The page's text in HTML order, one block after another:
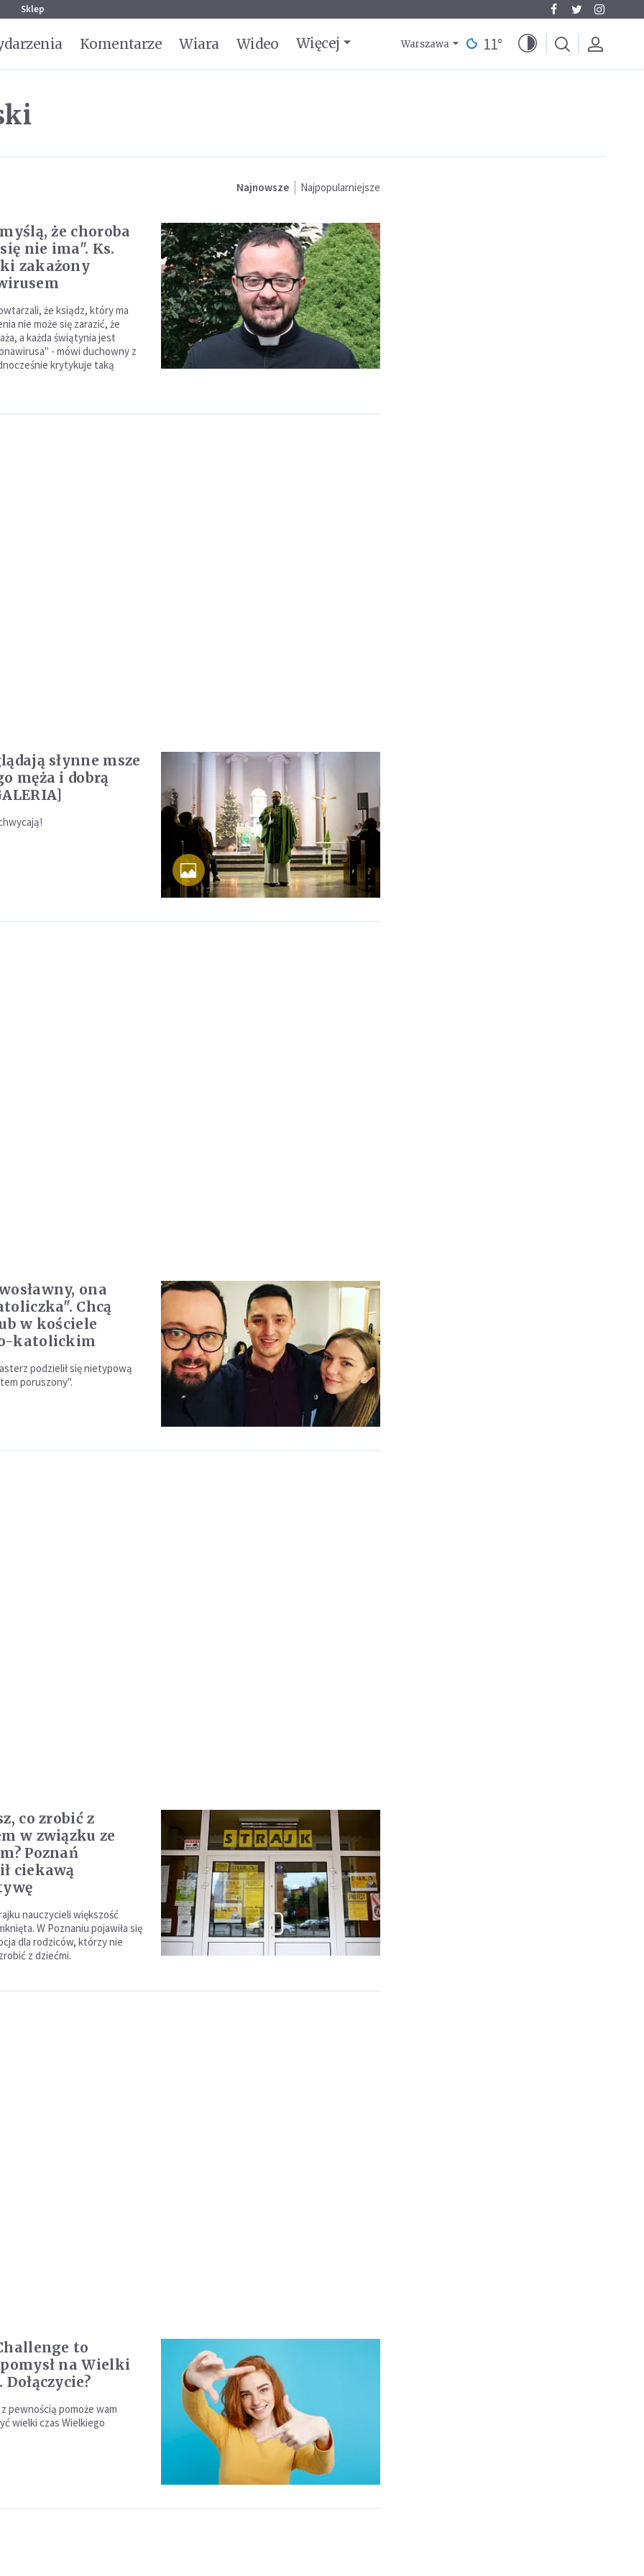
Sklep
Komentarze Wiara Wideo Więcej Warszawa 11°
Najnowsze Najpopularniejsze
że choroba
nie ima". Ks.
zakażony
że ksiądz, który ma
nie może się zarazić, że
a każda świątynia jest
- mówi duchowny z
krytykuje taką
słynne msze
męża i dobrą
ona
Chcą
w kościele
katolickim
podzielił się nietypową
poruszony".
co zrobić z
w związku ze
Poznań
ciekawą
nauczycieli większość
W Poznaniu pojawiła się
dla rodziców, którzy nie
z dziećmi.
to
na Wielki
pewnością pomoże wam
wielki czas Wielkiego